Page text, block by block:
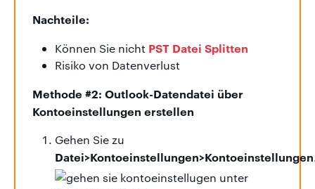
Nachteile:
Können Sie nicht PST Datei Splitten
Risiko von Datenverlust
Methode #2: Outlook-Datendatei über
Kontoeinstellungen erstellen
Gehen Sie zu
Datei>Kontoeinstellungen>Kontoeinstellungen